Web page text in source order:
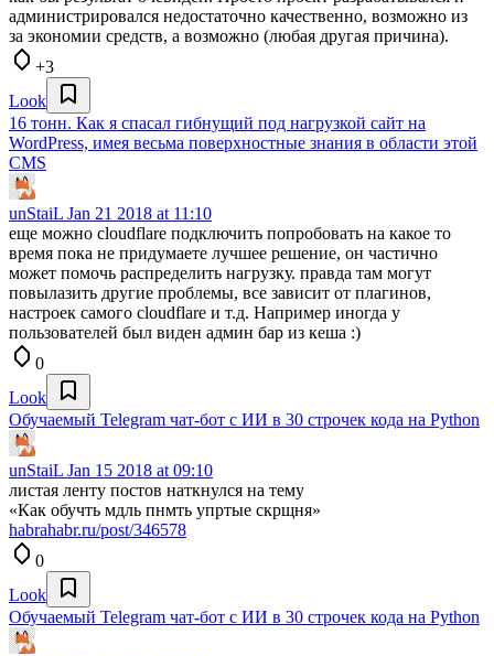
администрировался недостаточно качественно, возможно из
за экономии средств, а возможно (любая другая причина).
+3
Look
16 тонн. Как я спасал гибнущий под нагрузкой сайт на
WordPress, имея весьма поверхностные знания в области этой
CMS
unStaiL Jan 21 2018 at 11:10
еще можно cloudflare подключить попробовать на какое то
время пока не придумаете лучшее решение, он частично
может помочь распределить нагрузку. правда там могут
повылазить другие проблемы, все зависит от плагинов,
настроек самого cloudflare и т.д. Например иногда у
пользователей был виден админ бар из кеша :)
0
Look
Обучаемый Telegram чат-бот с ИИ в 30 строчек кода на Python
unStaiL Jan 15 2018 at 09:10
листая ленту постов наткнулся на тему
«Как обучть мдль пнмть упртые скрщня»
habrahabr.ru/post/346578
0
Look
Обучаемый Telegram чат-бот с ИИ в 30 строчек кода на Python